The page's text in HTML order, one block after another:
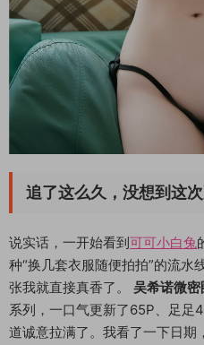
追了这么久，没想到这
说实话，一开始看到 可可小白兔
种“换几套衣服随便拍拍”的流水
张我就直接真香了。 吴希诺微密
系列，一口气更新了65P、足足
道诚意拉满了。我看了一下日